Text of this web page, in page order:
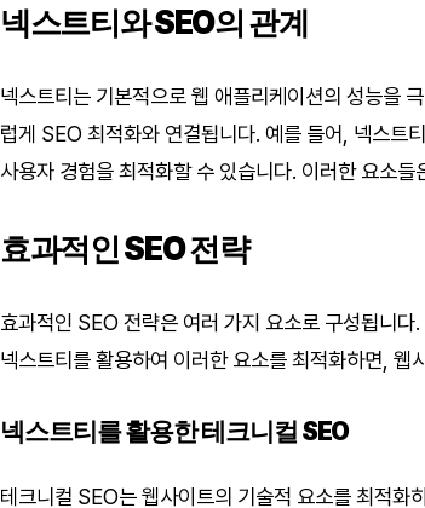
넥스트티와 SEO의 관계
넥스트티는 기본적으로 웹 애플리케이션의 성능을
럽게 SEO 최적화와 연결됩니다. 예를 들어, 넥스트
사용자 경험을 최적화할 수 있습니다. 이러한 요소
효과적인 SEO 전략
효과적인 SEO 전략은 여러 가지 요소로 구성됩니
넥스트티를 활용하여 이러한 요소를 최적화하면,
넥스트티를 활용한 테크니컬 SEO
테크니컬 SEO는 웹사이트의 기술적 요소를 최적화